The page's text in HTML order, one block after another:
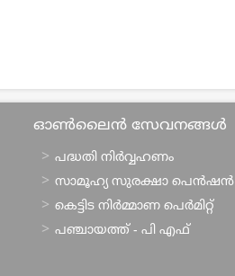
ഓണ്‍ലൈന്‍ സേവനങ്ങള്‍
പദ്ധതി നിര്‍വ്വഹണം
സാമൂഹ്യ സുരക്ഷാ പെന്‍ഷന്‍
കെട്ടിട നിര്‍മ്മാണ പെര്‍മിറ്റ്‌
പഞ്ചായത്ത് - പി എഫ്